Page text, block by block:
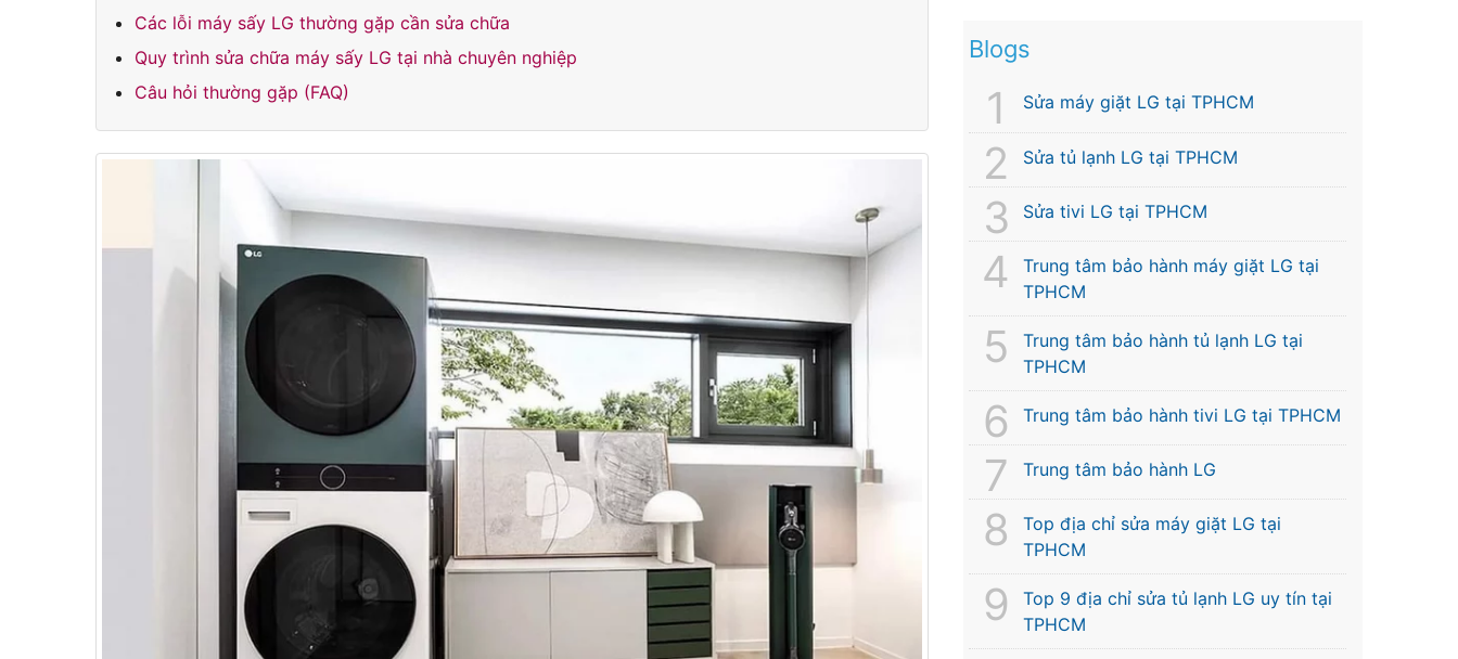
Các lỗi máy sấy LG thường gặp cần sửa chữa
Quy trình sửa chữa máy sấy LG tại nhà chuyên nghiệp
Câu hỏi thường gặp (FAQ)
Blogs
Sửa máy giặt LG tại TPHCM
Sửa tủ lạnh LG tại TPHCM
Sửa tivi LG tại TPHCM
Trung tâm bảo hành máy giặt LG tại
TPHCM
Trung tâm bảo hành tủ lạnh LG tại
TPHCM
Trung tâm bảo hành tivi LG tại TPHCM
Trung tâm bảo hành LG
Top địa chỉ sửa máy giặt LG tại
TPHCM
Top 9 địa chỉ sửa tủ lạnh LG uy tín tại
TPHCM